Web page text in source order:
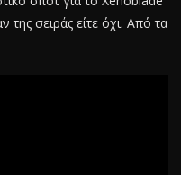
σειράς είτε όχι. Από τα